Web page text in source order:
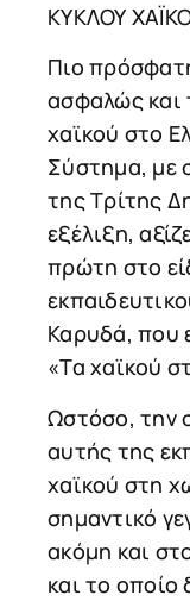
ΚΥΚΛΟΥ
Πιο
ασφαλώς και
χαϊκού στο
Σύστημα, με
της Τρίτης
εξέλιξη,
πρώτη στο
Καρυδά, που
«Τα χαϊκού
Ωστόσο, την
αυτής της
χαϊκού στη
σημαντικό
ακόμη και
και το οποίο